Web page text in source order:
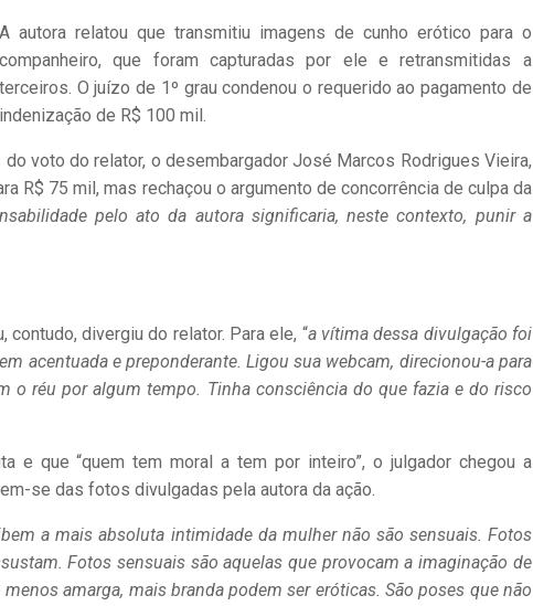
A autora relatou que transmitiu imagens de cunho erótico para o
companheiro, que foram capturadas por ele e retransmitidas a
terceiros. O juízo de 1º grau condenou o requerido ao pagamento de
indenização de R$ 100 mil.
voto do relator, o desembargador José Marcos Rodrigues Vieira,
R$ 75 mil, mas rechaçou o argumento de concorrência de culpa da
pelo ato da autora significaria, neste contexto, punir a
divergiu do relator. Para ele, “a vítima dessa divulgação foi
acentuada e preponderante. Ligou sua webcam, direcionou-a para
o réu por algum tempo. Tinha consciência do que fazia e do risco
e que “quem tem moral a tem por inteiro”, o julgador chegou a
se das fotos divulgadas pela autora da ação.
a mais absoluta intimidade da mulher não são sensuais. Fotos
Fotos sensuais são aquelas que provocam a imaginação de
amarga, mais branda podem ser eróticas. São poses que não